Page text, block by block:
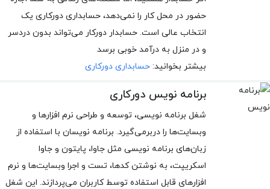
حضور در محل کار را نمی‌دهد، حسابداری دورکاری یک
انتخاب عالی است. حسابدار دورکار می‌تواند بدون دردسر
و در منزل به درآمد خوبی برسد
بیشتر بخوانید: حسابداری دورکاری
برنامه نویس دورکاری
شغل برنامه نویسی، توسعه و طراحی نرم افزارها و
وبسایت‌ها را دربرمی‌گیرد. برنامه نویسان با استفاده از
زبان‌های برنامه نویسی مثل جاوا، پایتون و جاوا
اسکریپت، به نوشتن کدها، تست و اجرا وبسایت‌ها و نرم
افزارهای قابل استفاده توسط کاربران می‌پردازند. این شغل